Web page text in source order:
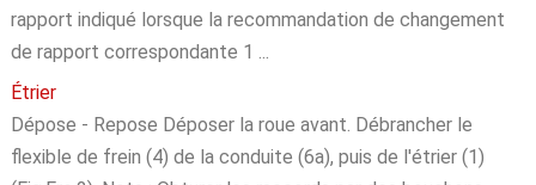
rapport indiqué lorsque la recommandation de changement
de rapport correspondante 1 ...
Étrier
Dépose - Repose Déposer la roue avant. Débrancher le
flexible de frein (4) de la conduite (6a), puis de l'étrier (1)